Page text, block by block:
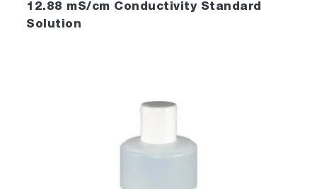
12.88 mS/cm Conductivity Standard
Solution